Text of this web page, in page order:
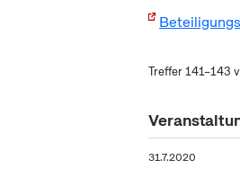
Treffer 141–143
31.7.2020